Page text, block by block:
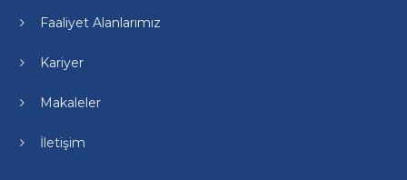
Faaliyet Alanlarımız
Kariyer
Makaleler
İletişim